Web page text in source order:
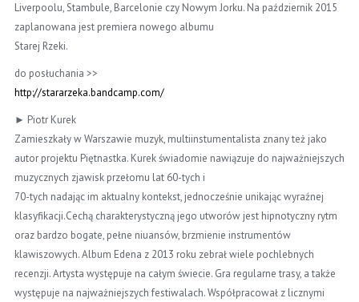
Liverpoolu, Stambule, Barcelonie czy Nowym Jorku. Na październik 2015
zaplanowana jest premiera nowego albumu
Starej Rzeki.
do posłuchania >>
http://stararzeka.bandcamp.com/
► Piotr Kurek
Zamieszkały w Warszawie muzyk, multiinstumentalista znany też jako
autor projektu Piętnastka. Kurek świadomie nawiązuje do najważniejszych
muzycznych zjawisk przełomu lat 60-tych i
70-tych nadając im aktualny kontekst, jednocześnie unikając wyraźnej
klasyfikacji.Cechą charakterystyczną jego utworów jest hipnotyczny rytm
oraz bardzo bogate, pełne niuansów, brzmienie instrumentów
klawiszowych. Album Edena z 2013 roku zebrał wiele pochlebnych
recenzji. Artysta występuje na całym świecie. Gra regularne trasy, a także
występuje na najważniejszych festiwalach. Współpracował z licznymi